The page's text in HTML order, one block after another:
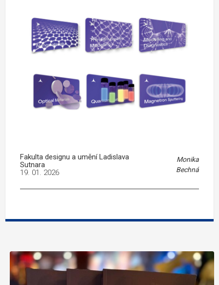
Fakulta designu a umění Ladislava
Sutnara
Monika
Bechná
19. 01. 2026